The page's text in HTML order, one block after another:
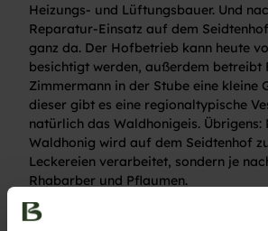
Heizungs- und Lüftungsbauer. Und
Reparatur-Einsatz auf dem
ganz da. Der Hofbetrieb kann heute
besichtigt werden, außerdem betreibt
Zimmermann in der Stube eine kleine
dieser gibt es eine regionaltypische
natürlich das Waldhonigeis. Übrigens:
Waldhonig wird auf dem Seidtenhof
Leckereien verarbeitet, sondern je
Rhabarber und Pflaumen.
Woher kommt, was ich esse? Bei den